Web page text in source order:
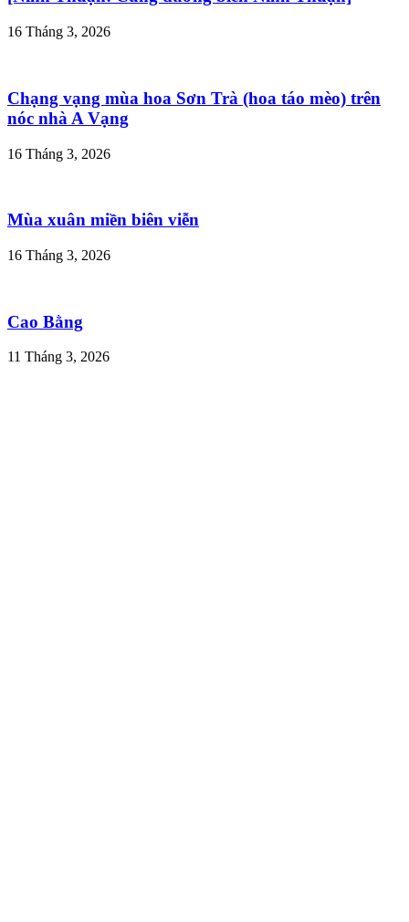
16 Tháng 3, 2026
Chạng vạng mùa hoa Sơn Trà (hoa táo mèo) trên
nóc nhà A Vạng
16 Tháng 3, 2026
Mùa xuân miền biên viễn
16 Tháng 3, 2026
Cao Bằng
11 Tháng 3, 2026